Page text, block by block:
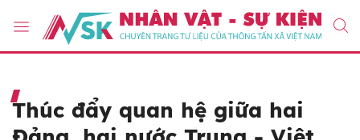
Thúc đẩy quan hệ giữa hai